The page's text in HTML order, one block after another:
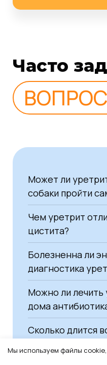
Часто
Может ли
собаки пройти
Чем уретрит
цистита?
Болезненна ли
диагностика
Можно ли лечить
дома
Сколько длится
камней из уретры?
Мы используем файлы cookie,